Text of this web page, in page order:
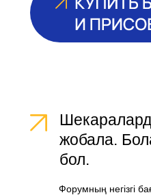
жобала.
бол.
Форумның негізгі